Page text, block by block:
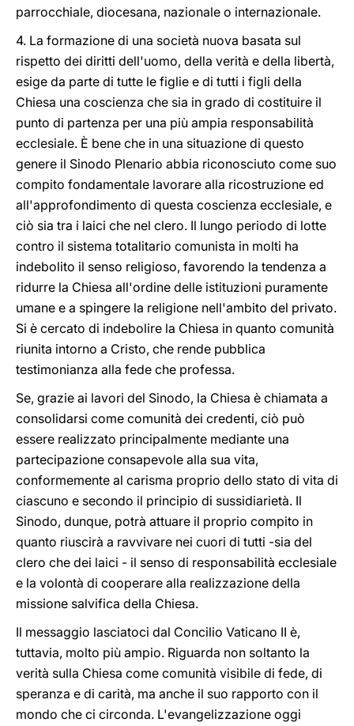
parrocchiale, diocesana, nazionale o internazionale.
4. La formazione di una società nuova basata sul
rispetto dei diritti dell'uomo, della verità e della libertà,
esige da parte di tutte le figlie e di tutti i figli della
Chiesa una coscienza che sia in grado di costituire il
punto di partenza per una più ampia responsabilità
ecclesiale. È bene che in una situazione di questo
genere il Sinodo Plenario abbia riconosciuto come suo
compito fondamentale lavorare alla ricostruzione ed
all'approfondimento di questa coscienza ecclesiale, e
ciò sia tra i laici che nel clero. Il lungo periodo di lotte
contro il sistema totalitario comunista in molti ha
indebolito il senso religioso, favorendo la tendenza a
ridurre la Chiesa all'ordine delle istituzioni puramente
umane e a spingere la religione nell'ambito del privato.
Si è cercato di indebolire la Chiesa in quanto comunità
riunita intorno a Cristo, che rende pubblica
testimonianza alla fede che professa.
Se, grazie ai lavori del Sinodo, la Chiesa è chiamata a
consolidarsi come comunità dei credenti, ciò può
essere realizzato principalmente mediante una
partecipazione consapevole alla sua vita,
conformemente al carisma proprio dello stato di vita di
ciascuno e secondo il principio di sussidiarietà. Il
Sinodo, dunque, potrà attuare il proprio compito in
quanto riuscirà a ravvivare nei cuori di tutti -sia del
clero che dei laici - il senso di responsabilità ecclesiale
e la volontà di cooperare alla realizzazione della
missione salvifica della Chiesa.
Il messaggio lasciatoci dal Concilio Vaticano II è,
tuttavia, molto più ampio. Riguarda non soltanto la
verità sulla Chiesa come comunità visibile di fede, di
speranza e di carità, ma anche il suo rapporto con il
mondo che ci circonda. L'evangelizzazione oggi